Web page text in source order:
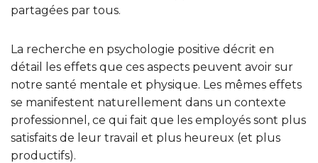
partagées par tous.
La recherche en psychologie positive décrit en
détail les effets que ces aspects peuvent avoir sur
notre santé mentale et physique. Les mêmes effets
se manifestent naturellement dans un contexte
professionnel, ce qui fait que les employés sont plus
satisfaits de leur travail et plus heureux (et plus
productifs).